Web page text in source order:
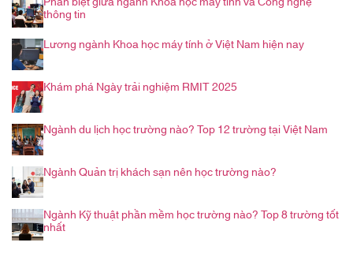
thông tin
Lương ngành Khoa học máy tính ở Việt Nam hiện nay
Khám phá Ngày trải nghiệm RMIT 2025
Ngành du lịch học trường nào? Top 12 trường tại Việt Nam
Ngành Quản trị khách sạn nên học trường nào?
Ngành Kỹ thuật phần mềm học trường nào? Top 8 trường tốt
nhất